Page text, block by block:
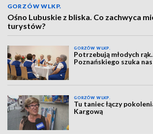
GORZÓW WLKP.
Ośno Lubuskie z bliska. Co zachwyca
turystów?
GORZÓW WLKP.
Potrzebują młodych
Poznańskiego szuka
GORZÓW WLKP.
Tu taniec łączy
Kargową